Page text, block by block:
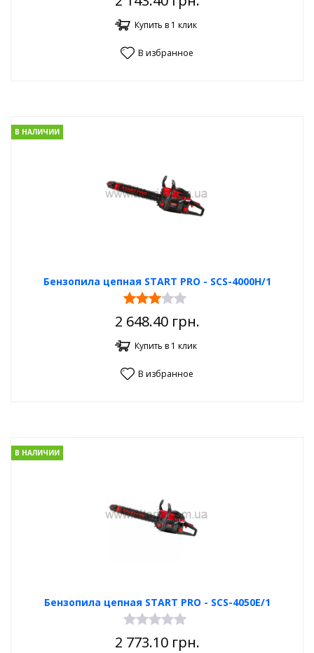
Купить в 1 клик
В избранное
Бензопила цепная START PRO - SCS-4000H/1
В НАЛИЧИИ
2 648.40грн.
Купить в 1 клик
В избранное
Бензопила цепная START PRO - SCS-4050E/1
В НАЛИЧИИ
2 773.10грн.